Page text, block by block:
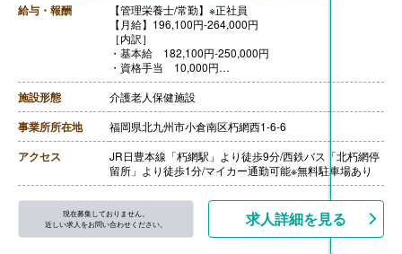
給与・報酬
【管理栄養士/常勤】※正社員
【月給】196,100円-264,000円
［内訳］
・基本給 182,100円-250,000円
・資格手当 10,000円
・ベースアップ手当 4,000円
［その他手当］
・管理手当 0円‐30,000円
・職務手当 0円‐30,000円
【賞与】年2回（計3.60ヶ月分）※前年度実績
【通勤手当】あり（上限20,000円/月）
【昇給】あり（1月あたり1,300円‐1,850円）※前年度実
績
施設形態 介護老人保健施設
事業所所在地 福岡県北九州市小倉南区朽網西1-6-6
アクセス
JR日豊本線「朽網駅」より徒歩9分/西鉄バス「北朽網停
留所」より徒歩1分/マイカー通勤可能※無料駐車場あり
現在募集しておりません。
近しい求人をお問い合わせください。
求人詳細を見る